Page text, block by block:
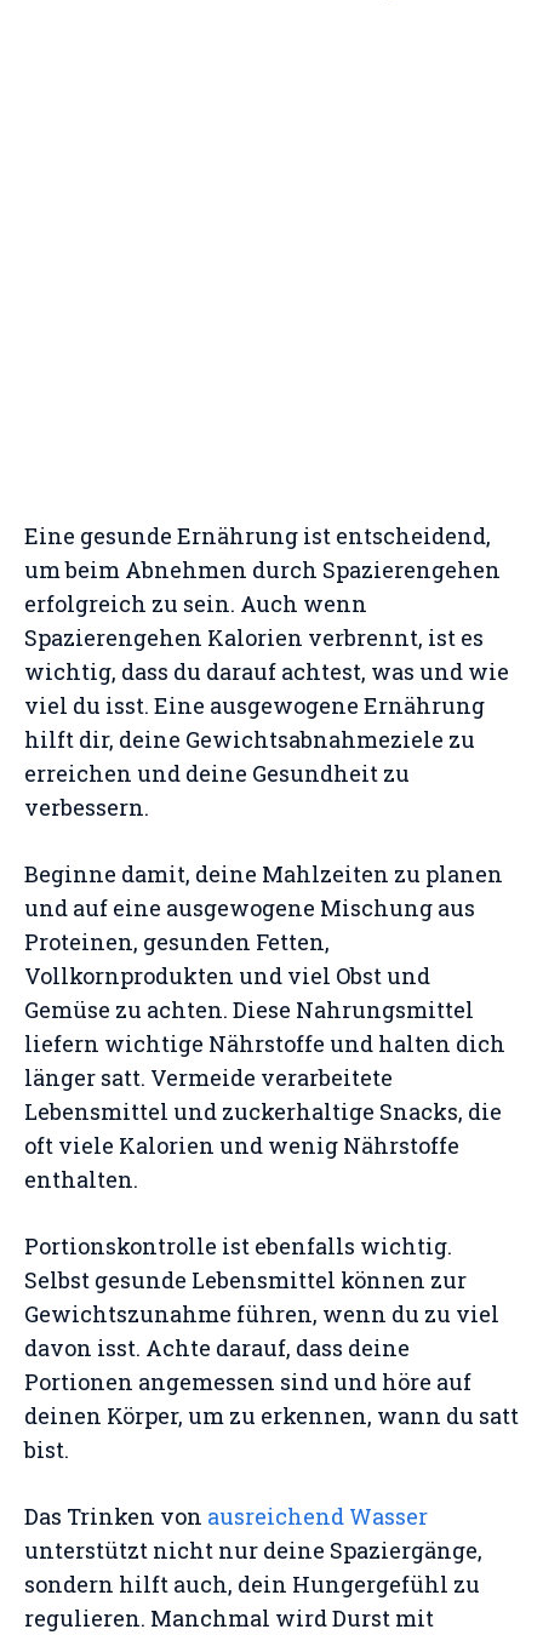
Eine gesunde Ernährung ist entscheidend,
um beim Abnehmen durch Spazierengehen
erfolgreich zu sein. Auch wenn
Spazierengehen Kalorien verbrennt, ist es
wichtig, dass du darauf achtest, was und wie
viel du isst. Eine ausgewogene Ernährung
hilft dir, deine Gewichtsabnahmeziele zu
erreichen und deine Gesundheit zu
verbessern.
Beginne damit, deine Mahlzeiten zu planen
und auf eine ausgewogene Mischung aus
Proteinen, gesunden Fetten,
Vollkornprodukten und viel Obst und
Gemüse zu achten. Diese Nahrungsmittel
liefern wichtige Nährstoffe und halten dich
länger satt. Vermeide verarbeitete
Lebensmittel und zuckerhaltige Snacks, die
oft viele Kalorien und wenig Nährstoffe
enthalten.
Portionskontrolle ist ebenfalls wichtig.
Selbst gesunde Lebensmittel können zur
Gewichtszunahme führen, wenn du zu viel
davon isst. Achte darauf, dass deine
Portionen angemessen sind und höre auf
deinen Körper, um zu erkennen, wann du satt
bist.
Das Trinken von ausreichend Wasser
unterstützt nicht nur deine Spaziergänge,
sondern hilft auch, dein Hungergefühl zu
regulieren. Manchmal wird Durst mit